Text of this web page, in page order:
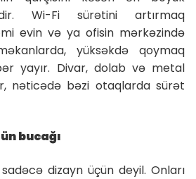
Wi-Fi sürətini artırmaq
evin və ya ofisin mərkəzində
yüksəkdə qoymaq
yayır. Divar, dolab və metal
nəticədə bəzi otaqlarda sürət
bucağı
dizayn üçün deyil. Onları